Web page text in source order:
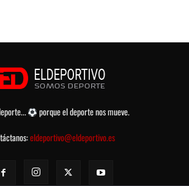
porque el deporte nos mueve.
eldeportivo@eldeportivo.es